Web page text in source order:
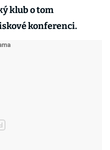
klub o tom
konferenci.